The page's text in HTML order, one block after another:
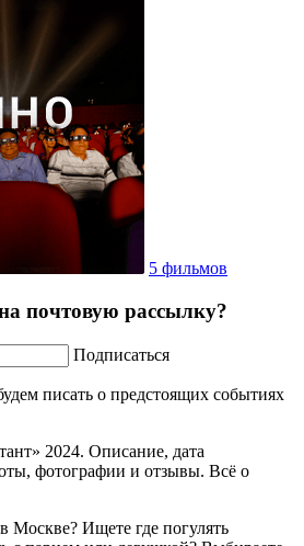
5 фильмов
почтовую рассылку?
Подписаться
писать о предстоящих событиях
2024. Описание, дата
фотографии и отзывы. Всё о
Москве? Ищете где погулять